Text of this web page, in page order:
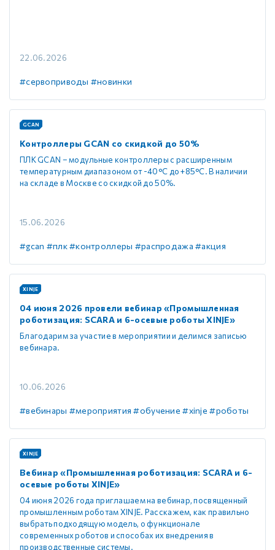
22.06.2026
#сервоприводы #новинки
GCAN
Контроллеры GCAN со скидкой до 50%
ПЛК GCAN – модульные контроллеры с расширенным
температурным диапазоном от -40°C до +85°C. В наличии
на складе в Москве со скидкой до 50%.
15.06.2026
#gcan #плк#контроллеры #распродажа #акция
XINJE
04 июня 2026 провели вебинар «Промышленная
роботизация: SCARA и 6-осевые роботы XINJE»
Благодарим за участие в мероприятии и делимся записью
вебинара.
10.06.2026
#вебинары #мероприятия #обучение #xinje #роботы
XINJE
Вебинар «Промышленная роботизация: SCARA и 6-
осевые роботы XINJE»
04 июня 2026 года приглашаем на вебинар, посвященный
промышленным роботам XINJE. Расскажем, как правильно
выбрать подходящую модель, о функционале
современных роботов и способах их внедрения в
производственные системы.